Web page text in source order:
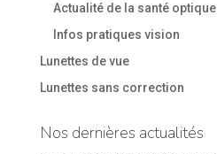
Actualité de la santé optique
Infos pratiques vision
Lunettes de vue
Lunettes sans correction
Nos dernières actualités